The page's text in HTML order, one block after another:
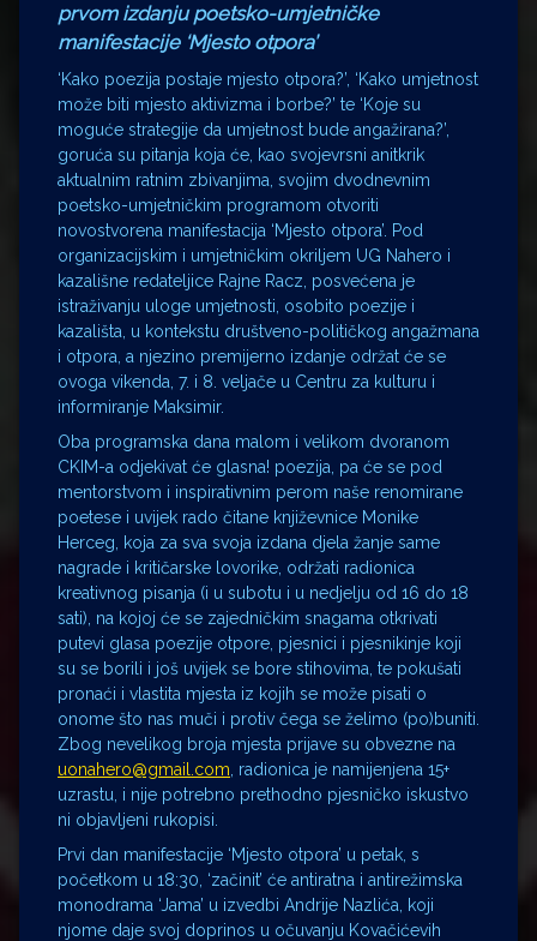
prvom izdanju poetsko-umjetničke
manifestacije ‘Mjesto otpora’
‘Kako poezija postaje mjesto otpora?’, ‘Kako umjetnost
može biti mjesto aktivizma i borbe?’ te ‘Koje su
moguće strategije da umjetnost bude angažirana?’,
goruća su pitanja koja će, kao svojevrsni anitkrik
aktualnim ratnim zbivanjima, svojim dvodnevnim
poetsko-umjetničkim programom otvoriti
novostvorena manifestacija ‘Mjesto otpora’. Pod
organizacijskim i umjetničkim okriljem UG Nahero i
kazališne redateljice Rajne Racz, posvećena je
istraživanju uloge umjetnosti, osobito poezije i
kazališta, u kontekstu društveno-političkog angažmana
i otpora, a njezino premijerno izdanje održat će se
ovoga vikenda, 7. i 8. veljače u Centru za kulturu i
informiranje Maksimir.
Oba programska dana malom i velikom dvoranom
CKIM-a odjekivat će glasna! poezija, pa će se pod
mentorstvom i inspirativnim perom naše renomirane
poetese i uvijek rado čitane književnice Monike
Herceg, koja za sva svoja izdana djela žanje same
nagrade i kritičarske lovorike, održati radionica
kreativnog pisanja (i u subotu i u nedjelju od 16 do 18
sati), na kojoj će se zajedničkim snagama otkrivati
putevi glasa poezije otpore, pjesnici i pjesnikinje koji
su se borili i još uvijek se bore stihovima, te pokušati
pronaći i vlastita mjesta iz kojih se može pisati o
onome što nas muči i protiv čega se želimo (po)buniti.
Zbog nevelikog broja mjesta prijave su obvezne na
uonahero@gmail.com , radionica je namijenjena 15+
uzrastu, i nije potrebno prethodno pjesničko iskustvo
ni objavljeni rukopisi.
Prvi dan manifestacije ‘Mjesto otpora’ u petak, s
početkom u 18:30, ‘začinit’ će antiratna i antirežimska
monodrama ‘Jama’ u izvedbi Andrije Nazlića, koji
njome daje svoj doprinos u očuvanju Kovačićevih